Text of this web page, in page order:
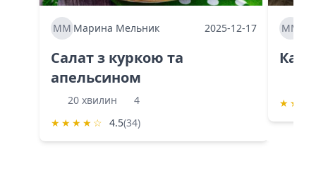
ММ Марина Мельник 2025-12-17
Салат з куркою та
апельсином
20 хвилин
4
★ ★ ★ ★ ☆ 4.5(34)
ММ
★ ★